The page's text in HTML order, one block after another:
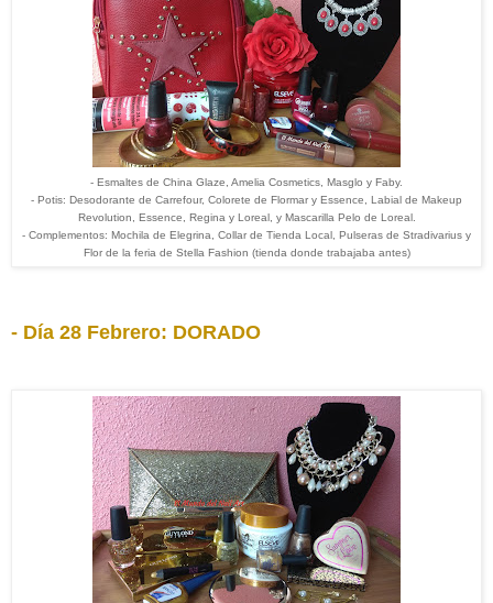
- Esmaltes de China Glaze, Amelia Cosmetics, Masglo y Faby.
- Potis: Desodorante de Carrefour, Colorete de Flormar y Essence, Labial de Makeup
Revolution, Essence, Regina y Loreal, y Mascarilla Pelo de Loreal.
- Complementos: Mochila de Elegrina, Collar de Tienda Local, Pulseras de Stradivarius y
Flor de la feria de Stella Fashion (tienda donde trabajaba antes)
- Día 28 Febrero: DORADO